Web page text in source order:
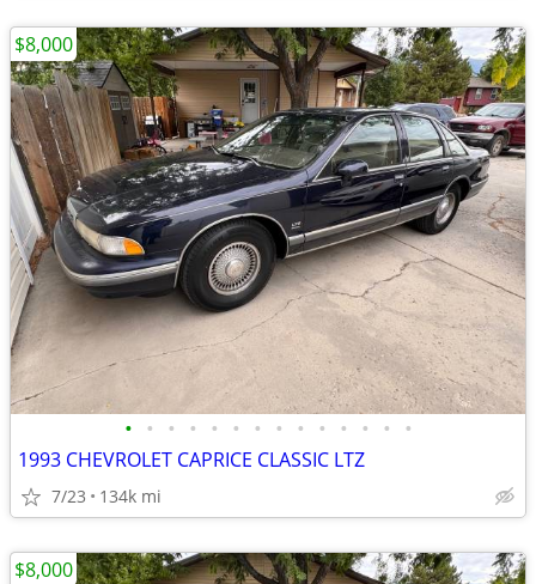
• • • • • • • • • • • • • •
1993 CHEVROLET CAPRICE CLASSIC LTZ
7/23 134k mi
$8,000
$8,000